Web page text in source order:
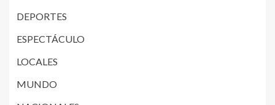
DEPORTES
ESPECTÁCULO
LOCALES
MUNDO